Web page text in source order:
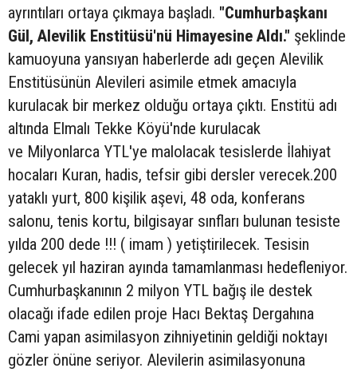
ayrıntıları ortaya çıkmaya başladı. "Cumhurbaşkanı
Gül, Alevilik Enstitüsü'nü Himayesine Aldı." şeklinde
kamuoyuna yansıyan haberlerde adı geçen Alevilik
Enstitüsünün Alevileri asimile etmek amacıyla
kurulacak bir merkez olduğu ortaya çıktı. Enstitü adı
altında Elmalı Tekke Köyü'nde kurulacak
ve Milyonlarca YTL'ye malolacak tesislerde İlahiyat
hocaları Kuran, hadis, tefsir gibi dersler verecek.200
yataklı yurt, 800 kişilik aşevi, 48 oda, konferans
salonu, tenis kortu, bilgisayar sınfları bulunan tesiste
yılda 200 dede !!! ( imam ) yetiştirilecek. Tesisin
gelecek yıl haziran ayında tamamlanması hedefleniyor.
Cumhurbaşkanının 2 milyon YTL bağış ile destek
olacağı ifade edilen proje Hacı Bektaş Dergahına
Cami yapan asimilasyon zihniyetinin geldiği noktayı
gözler önüne seriyor. Alevilerin asimilasyonuna